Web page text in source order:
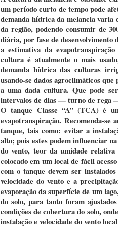
um período curto de tempo pode
demanda hídrica da melancia varia
da região, podendo consumir de
diária, por fase de
a estimativa da
cultura é atualmente o mais
demanda hídrica das culturas
usando-se dados agroclimáticos
a uma dada cultura. Que pode
intervalos de dias — turno de rega
O tanque Classe “A” (TCA) é
evapotranspiração. Recomenda-se
tanque, tais como: evitar a
alto; pois estes podem influenciar
do vento, teor da umidade
colocado em um local de fácil
com o tanque devem ser
velocidade do vento e a
evaporação da superfície de um
do solo, para tanto foram
condições de cobertura do solo,
instalação e velocidade do vento